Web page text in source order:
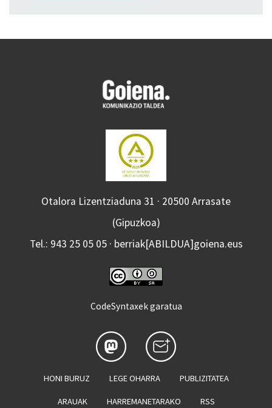
Otalora Lizentziaduna 31 · 20500 Arrasate
(Gipuzkoa)
Tel.: 943 25 05 05 · berriak[ABILDUA]goiena.eus
CodeSyntaxek garatua
HONI BURUZ LEGE OHARRA PUBLIZITATEA
ARAUAK HARREMANETARAKO RSS